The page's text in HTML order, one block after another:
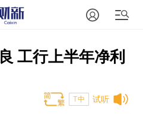
工行上半年净利
试听
T中